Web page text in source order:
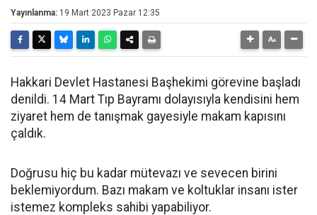
Yayınlanma: 19 Mart 2023 Pazar 12:35
Hakkari Devlet Hastanesi Başhekimi görevine başladı
denildi. 14 Mart Tıp Bayramı dolayısıyla kendisini hem
ziyaret hem de tanışmak gayesiyle makam kapısını
çaldık.
Doğrusu hiç bu kadar mütevazı ve sevecen birini
beklemiyordum. Bazı makam ve koltuklar insanı ister
istemez kompleks sahibi yapabiliyor.